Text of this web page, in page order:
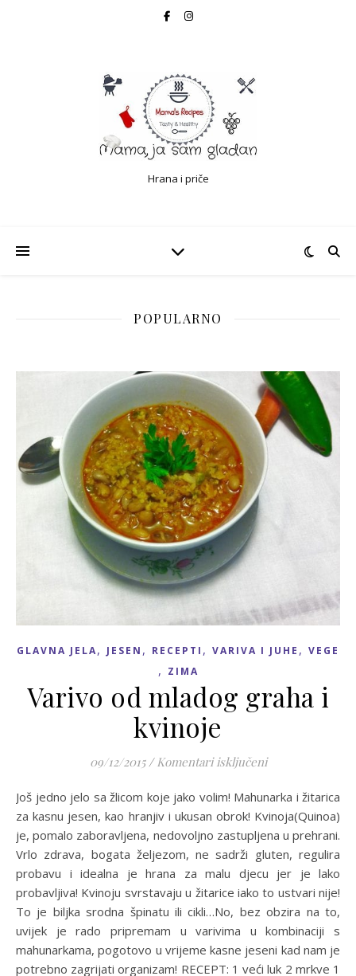
Hrana i priče
POPULARNO
GLAVNA JELA, JESEN , RECEPTI , VARIVA I JUHE , VEGE
, ZIMA
Varivo od mladog graha i
kvinoje
09/12/2015 / Komentari isključeniza Varivo od
Još jedno jelo sa žlicom koje jako volim! Mahunarka i žitarica
za kasnu jesen, kao hranjiv i ukusan obrok! Kvinoja(Quinoa)
je, pomalo zaboravljena, nedovoljno zastupljena u prehrani.
Vrlo zdrava, bogata željezom, ne sadrži gluten, regulira
probavu i idealna je hrana za malu djecu jer je lako
probavljiva! Kvinoju svrstavaju u žitarice iako to ustvari nije!
To je biljka srodna špinatu ili cikli…No, bez obzira na to,
uvijek je rado pripremam u varivima u kombinaciji s
mahunarkama, pogotovo u vrijeme kasne jeseni kad nam je
potrebno zagrijati organizam! RECEPT: 1 veći luk 2 mrkve 1